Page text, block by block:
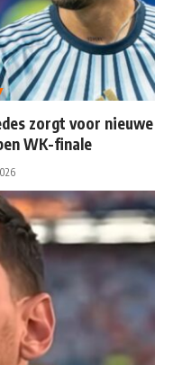
zorgt voor nieuwe
WK-finale